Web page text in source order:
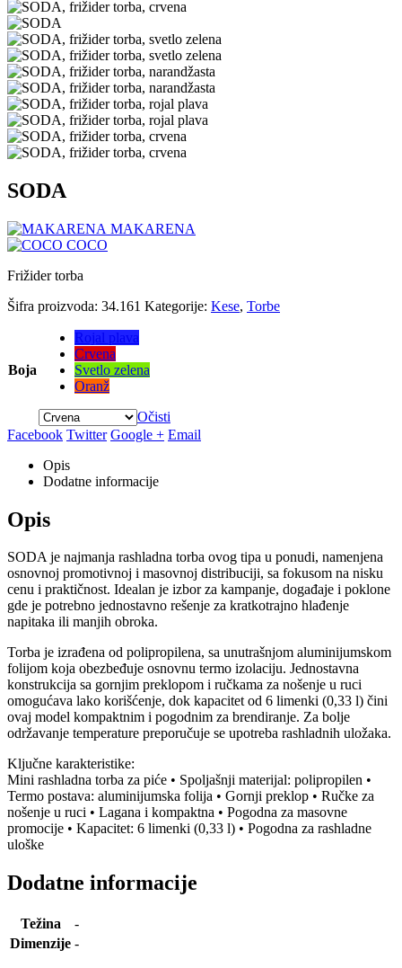
SODA
MAKARENA
COCO
Frižider torba
Šifra proizvoda: 34.161 Kategorije: Kese, Torbe
Boja
Rojal plava
Crvena
Svetlo zelena
Oranž
Očisti
Facebook Twitter Google + Email
Opis
Dodatne informacije
Opis
SODA je najmanja rashladna torba ovog tipa u ponudi, namenjena
osnovnoj promotivnoj i masovnoj distribuciji, sa fokusom na nisku
cenu i praktičnost. Idealan je izbor za kampanje, događaje i poklone
gde je potrebno jednostavno rešenje za kratkotrajno hlađenje
napitaka ili manjih obroka.
Torba je izrađena od polipropilena, sa unutrašnjom aluminijumskom
folijom koja obezbeđuje osnovnu termo izolaciju. Jednostavna
konstrukcija sa gornjim preklopom i ručkama za nošenje u ruci
omogućava lako korišćenje, dok kapacitet od 6 limenki (0,33 l) čini
ovaj model kompaktnim i pogodnim za brendiranje. Za bolje
održavanje temperature preporučuje se upotreba rashladnih uložaka.
Ključne karakteristike:
Mini rashladna torba za piće • Spoljašnji materijal: polipropilen •
Termo postava: aluminijumska folija • Gornji preklop • Ručke za
nošenje u ruci • Lagana i kompaktna • Pogodna za masovne
promocije • Kapacitet: 6 limenki (0,33 l) • Pogodna za rashladne
uloške
Dodatne informacije
Težina
-
Dimenzije -